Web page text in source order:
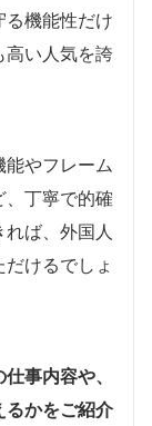
る機能性だけ
高い人気を誇
やフレーム
、丁寧で的確
ば、外国人
けるでしょ
事内容や、
るかをご紹介